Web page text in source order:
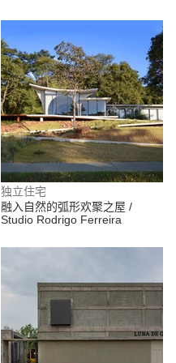
独立住宅
融入自然的弧形欢聚之屋 /
Studio Rodrigo Ferreira